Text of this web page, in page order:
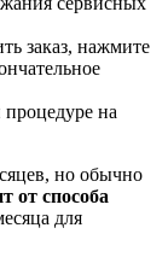
заказ, нажмите
на
но обычно
от способа
для